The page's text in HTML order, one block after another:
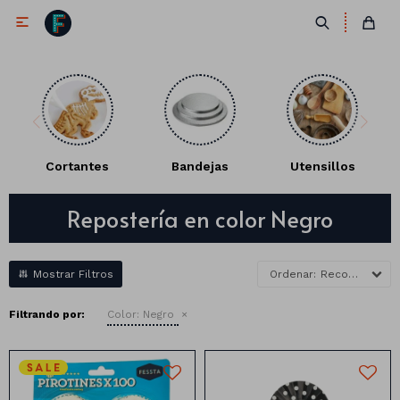

Cortantes Bandejas Utensillos
Repostería en color Negro
Recomendados
Filtrando por: Color: Negro
Lentes
Máscaras
Corbatas
Moños
Collares
Cañones
Gorros
Pelucas
Vinchas